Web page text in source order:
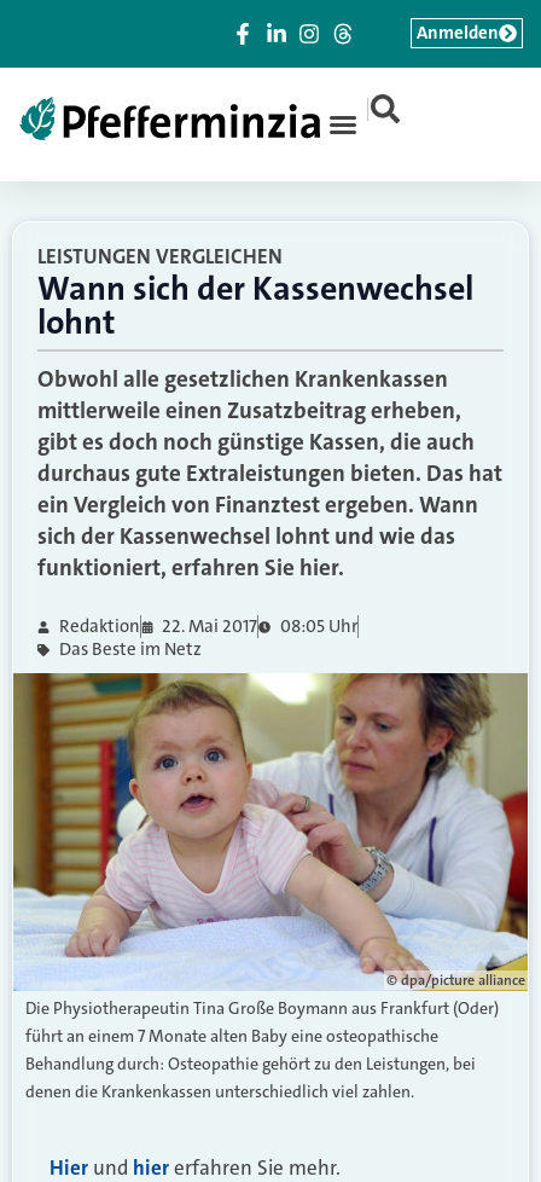
|
Anmelden
LEISTUNGEN VERGLEICHEN
Wann sich der Kassenwechsel
lohnt
Obwohl alle gesetzlichen Krankenkassen
mittlerweile einen Zusatzbeitrag erheben,
gibt es doch noch günstige Kassen, die auch
durchaus gute Extraleistungen bieten. Das hat
ein Vergleich von Finanztest ergeben. Wann
sich der Kassenwechsel lohnt und wie das
funktioniert, erfahren Sie hier.
Redaktion 22. Mai 2017
08:05 Uhr
Das Beste im Netz
© dpa/picture alliance
Die Physiotherapeutin Tina Große Boymann aus Frankfurt (Oder)
führt an einem 7 Monate alten Baby eine osteopathische
Behandlung durch: Osteopathie gehört zu den Leistungen, bei
denen die Krankenkassen unterschiedlich viel zahlen.
Hier und hiererfahren Sie mehr.